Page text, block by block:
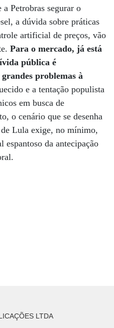
Petrobras segurar o
a dúvida sobre práticas
artificial de preços, vão
Para o mercado, já está
pública é
problemas à
e a tentação populista
em busca de
o cenário que se desenha
Lula exige, no mínimo,
espantoso da antecipação
LTDA